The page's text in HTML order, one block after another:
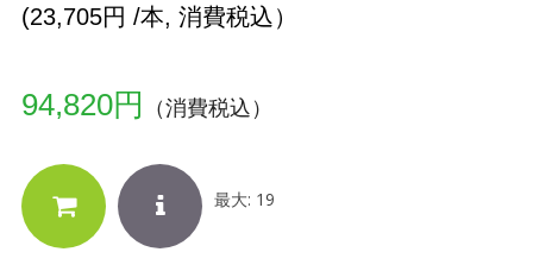
(23,705円 /本, 消費税込）
94,820円 （消費税込）
最大: 19